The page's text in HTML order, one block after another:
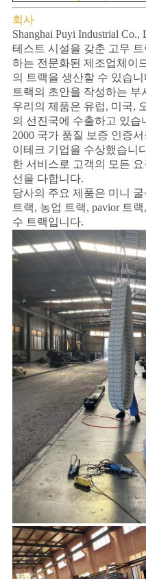
회사
Shanghai Puyi Industrial
테스트 시설을 갖춘 고무
하는 전문화된 제조업체이
의 트랙을 생산할 수 있습
트랙의 초안을 작성하는 부
우리의 제품은 유럽, 미국,
의 선진국에 수출하고 있습
2000 국가 품질 보증 인증
이테크 기업을 수상했습니
한 서비스로 고객의 모든
선을 다합니다.
당사의 주요 제품은 미니
트랙, 농업 트랙, pavior 트
수 트랙입니다.